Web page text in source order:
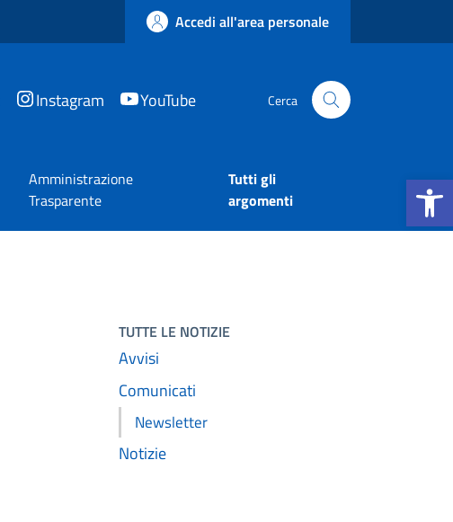
Apri la
Accedi all'area personale
Instagram YouTube Cerca
Amministrazione
Trasparente
Tutti gli
argomenti
TUTTE LE NOTIZIE
Avvisi
Comunicati
Newsletter
Notizie